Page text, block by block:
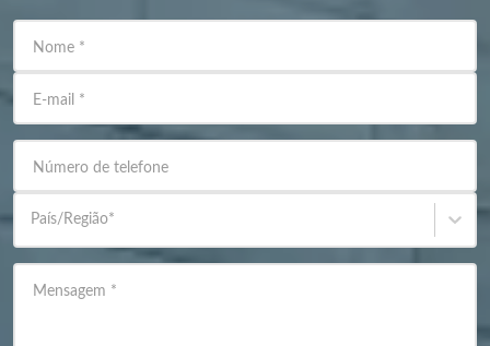
Nome *
E-mail *
Número de telefone
País/Região*
Mensagem *